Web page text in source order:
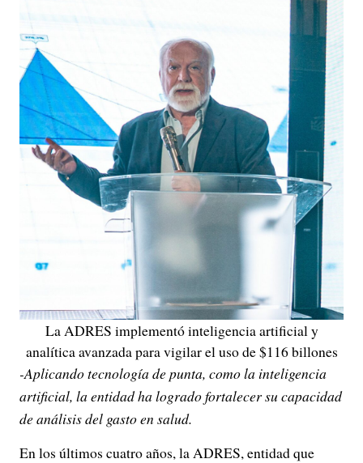
La ADRES implementó inteligencia artificial y
analítica avanzada para vigilar el uso de $116 billones
-Aplicando tecnología de punta, como la inteligencia
artificial, la entidad ha logrado fortalecer su capacidad
de análisis del gasto en salud.
En los últimos cuatro años, la ADRES, entidad que